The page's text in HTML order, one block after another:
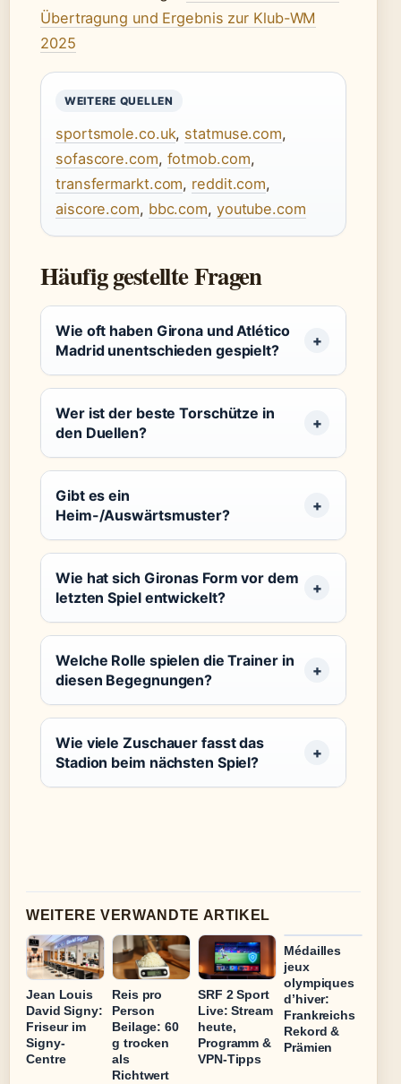
Übertragung und Ergebnis zur Klub-WM
2025
WEITERE QUELLEN
sportsmole.co.uk, statmuse.com,
sofascore.com, fotmob.com,
transfermarkt.com, reddit.com,
aiscore.com, bbc.com, youtube.com
Häufig gestellte Fragen
Wie oft haben Girona und Atlético
Madrid unentschieden gespielt?
Wer ist der beste Torschütze in
den Duellen?
Gibt es ein
Heim-/Auswärtsmuster?
Wie hat sich Gironas Form vor dem
letzten Spiel entwickelt?
Welche Rolle spielen die Trainer in
diesen Begegnungen?
Wie viele Zuschauer fasst das
Stadion beim nächsten Spiel?
WEITERE VERWANDTE ARTIKEL
Jean Louis
David Signy:
Friseur im
Signy-
Centre
Reis pro
Person
Beilage: 60
g trocken
als
Richtwert
SRF 2 Sport
Live: Stream
heute,
Programm &
VPN-Tipps
Médailles
jeux
olympiques
d’hiver:
Frankreichs
Rekord &
Prämien